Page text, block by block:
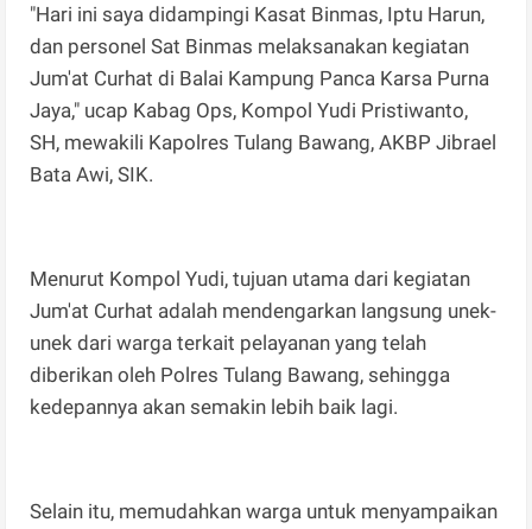
"Hari ini saya didampingi Kasat Binmas, Iptu Harun,
dan personel Sat Binmas melaksanakan kegiatan
Jum'at Curhat di Balai Kampung Panca Karsa Purna
Jaya," ucap Kabag Ops, Kompol Yudi Pristiwanto,
SH, mewakili Kapolres Tulang Bawang, AKBP Jibrael
Bata Awi, SIK.
Menurut Kompol Yudi, tujuan utama dari kegiatan
Jum'at Curhat adalah mendengarkan langsung unek-
unek dari warga terkait pelayanan yang telah
diberikan oleh Polres Tulang Bawang, sehingga
kedepannya akan semakin lebih baik lagi.
Selain itu, memudahkan warga untuk menyampaikan